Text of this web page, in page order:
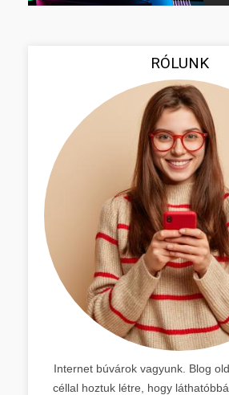
RÓLUNK
Internet búvárok vagyunk. Blog
céllal hoztuk létre, hogy